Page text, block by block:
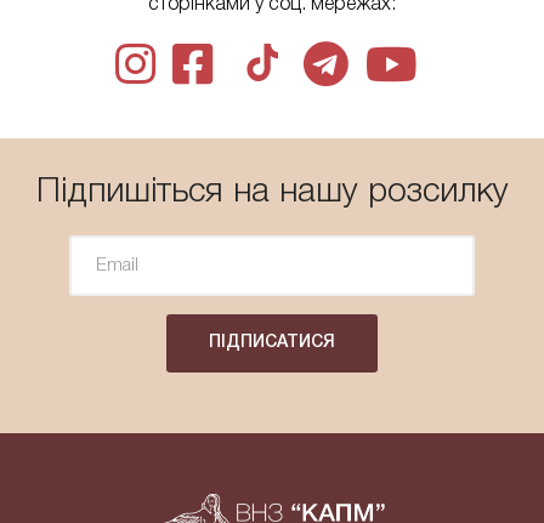
сторінками у соц. мережах:
Підпишіться на нашу розсилку
ПІДПИСАТИСЯ